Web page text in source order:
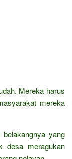
Mereka harus
mereka
yang
desa meragukan